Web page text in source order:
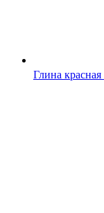
Глина красная